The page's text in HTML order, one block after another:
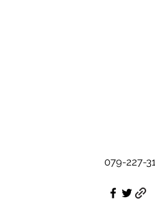
079-227-